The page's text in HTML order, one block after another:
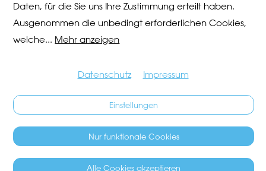
Daten, für die Sie uns Ihre Zustimmung erteilt haben.
Ausgenommen die unbedingt erforderlichen Cookies,
welche... Mehr anzeigen
Datenschutz Impressum
Einstellungen
Nur funktionale Cookies
Alle Cookies akzeptieren